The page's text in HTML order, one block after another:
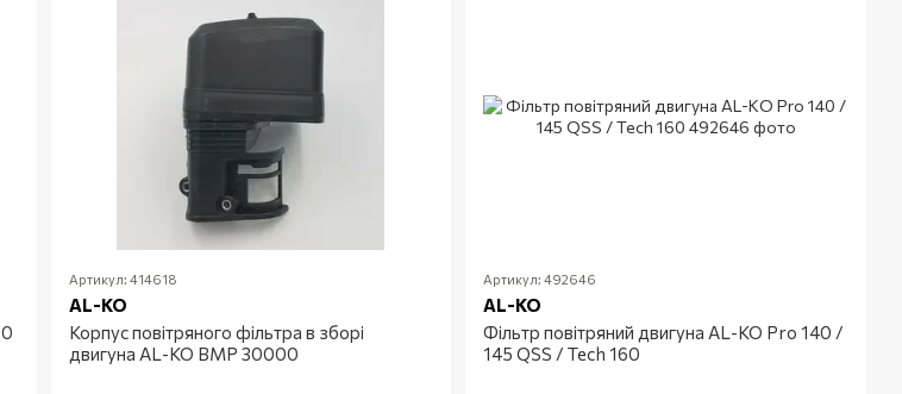
Артикул: 414618
AL-KO
Корпус повітряного фільтра в зборі
двигуна AL-KO BMP 30000
Артикул: 492646
AL-KO
Фільтр повітряний двигуна AL-KO Pro 140 /
145 QSS / Tech 160